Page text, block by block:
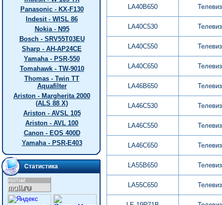
Panasonic - KX-F130
Indesit - WISL 86
Nokia - N95
Bosch - SRV55T03EU
Sharp - AH-AP24CE
Yamaha - PSR-550
Tomahawk - TW-9010
Thomas - Twin TT
Aquafilter
Ariston - Margherita 2000
(ALS 88 X)
Ariston - AVSL 105
Ariston - AVL 100
Canon - EOS 400D
Yamaha - PSR-E403
Статистика
LA40B650
LA40C530
LA40C550
LA40C650
LA46B650
LA46C530
LA46C550
LA46C650
LA55B650
LA55C650